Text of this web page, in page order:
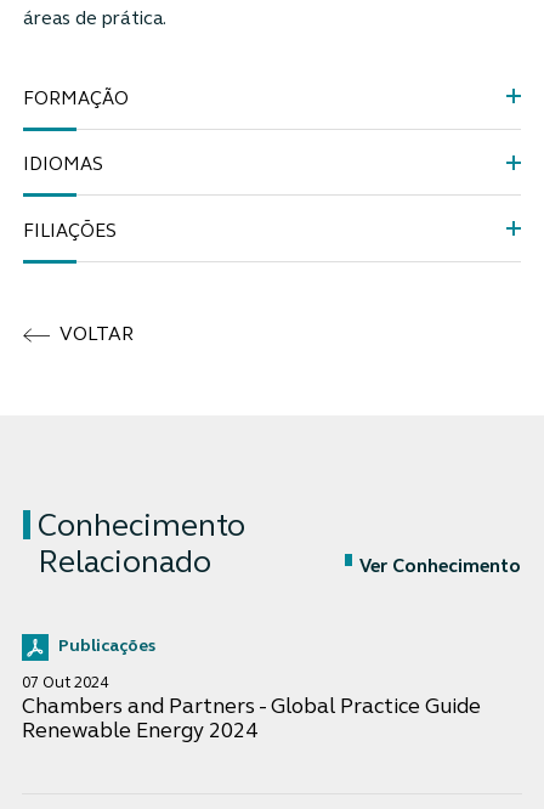
áreas de prática.
FORMAÇÃO
IDIOMAS
FILIAÇÕES
VOLTAR
Conhecimento
Relacionado
Ver Conhecimento
Publicações
07 Out 2024
Chambers and Partners - Global Practice Guide
Renewable Energy 2024